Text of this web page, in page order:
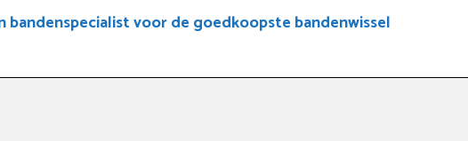
bandenspecialist voor de goedkoopste bandenwissel